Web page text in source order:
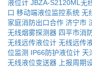
液位计 JBZA-S2120ML无
口 移动端液位监控系统 无
家庭消防出口合作 济宁市
无线烟雾探测器 四平市消
无线远传液位计 无线远传
位监测 IP66防护液位计 天
无线液位变送器
上报周期